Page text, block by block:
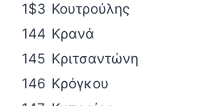
1$3 Κουτρούλης
144 Κρανά
145 Κριτσαντώνη
146 Κρόγκου